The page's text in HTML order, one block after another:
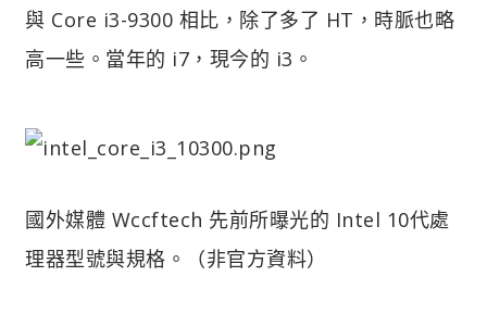
與 Core i3-9300 相比，除了多了 HT，時脈也略
高一些。當年的 i7，現今的 i3。
國外媒體 Wccftech 先前所曝光的 Intel 10代處
理器型號與規格。（非官方資料）